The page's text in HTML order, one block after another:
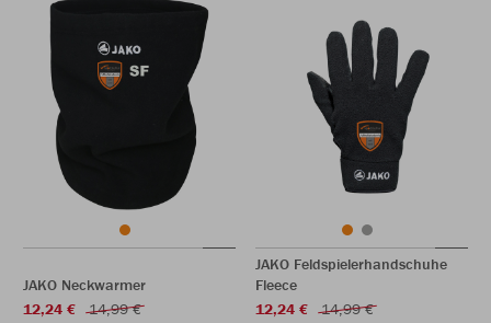
JAKO Neckwarmer
12,24 €
14,99 €
JAKO Feldspielerhandschuhe
Fleece
12,24 €
14,99 €